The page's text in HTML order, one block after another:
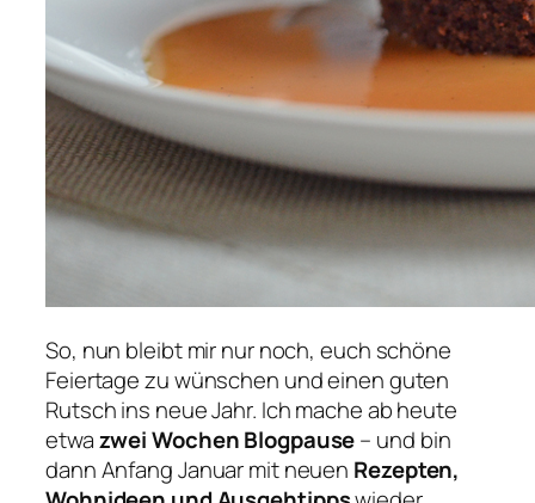
So, nun bleibt mir nur noch, euch schöne
Feiertage zu wünschen und einen guten
Rutsch ins neue Jahr. Ich mache ab heute
etwazwei Wochen Blogpause– und bin
dann Anfang Januar mit neuen Rezepten,